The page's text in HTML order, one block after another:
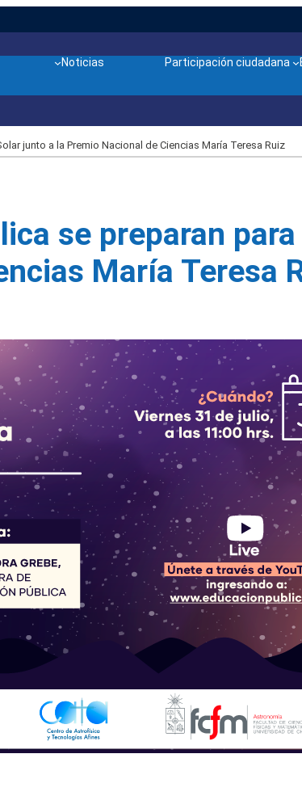
Noticias Participación ciudadana
junto a la Premio Nacional de Ciencias María Teresa Ruiz
se preparan
María Teresa